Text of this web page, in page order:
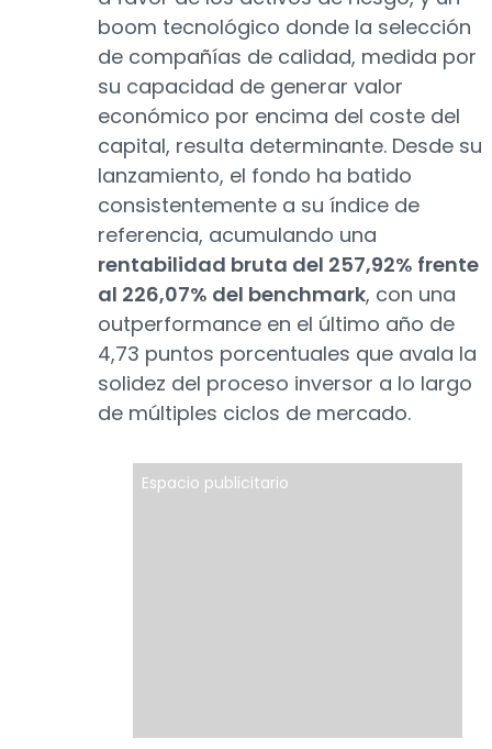
boom tecnológico donde la selección
de compañías de calidad, medida por
su capacidad de generar valor
económico por encima del coste del
capital, resulta determinante. Desde su
lanzamiento, el fondo ha batido
consistentemente a su índice de
referencia, acumulando una
rentabilidad bruta del 257,92% frente
al 226,07% del benchmark, con una
outperformance en el último año de
4,73 puntos porcentuales que avala la
solidez del proceso inversor a lo largo
de múltiples ciclos de mercado.
Espacio publicitario